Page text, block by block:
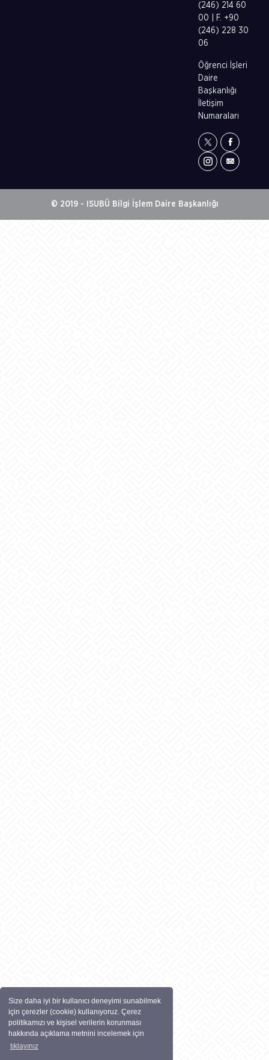
Size daha iyi bir kullanıcı deneyimi sunabilmek
için çerezler (cookie) kullanıyoruz. Çerez
politikamızı ve kişisel verilerin korunması
hakkında açıklama metnini incelemek için
tıklayınız
(246) 214 60
00 | F. +90
(246) 228 30
06
Öğrenci İşleri
Daire
Başkanlığı
İletişim
Numaraları
© 2019 - ISUBÜ Bilgi İşlem Daire Başkanlığı